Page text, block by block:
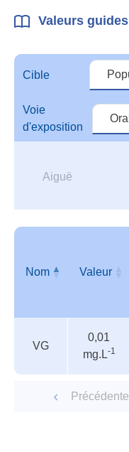
Valeurs guides
Cible
Voie
d'exposition
Aiguë
guides
Nom Valeur
VG
0,01
mg.L-1
Précédente